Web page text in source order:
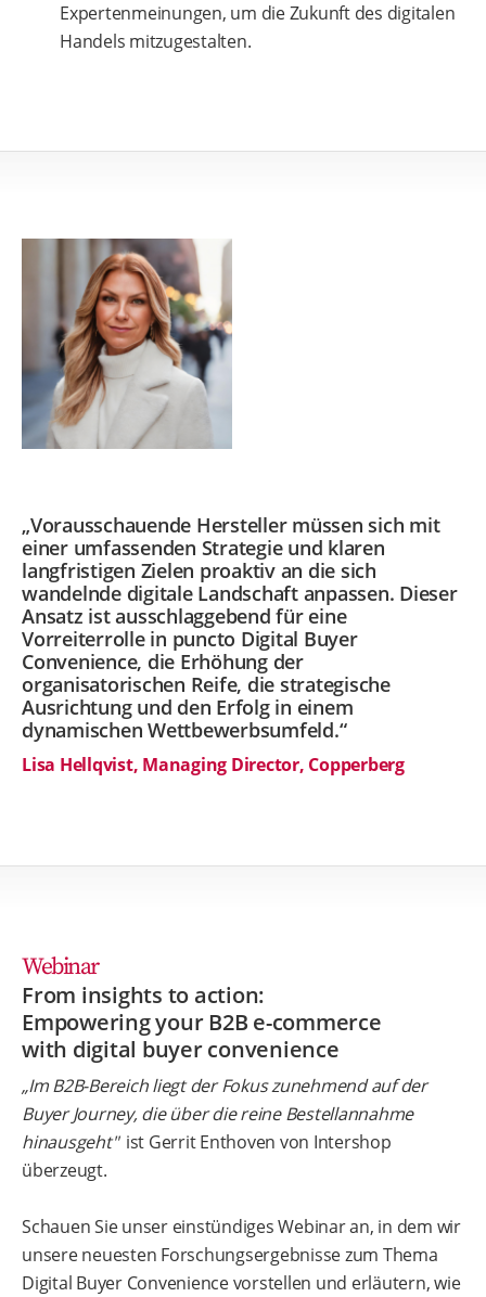
Expertenmeinungen, um die Zukunft des digitalen
Handels mitzugestalten.
„Vorausschauende Hersteller müssen sich mit
einer umfassenden Strategie und klaren
langfristigen Zielen proaktiv an die sich
wandelnde digitale Landschaft anpassen. Dieser
Ansatz ist ausschlaggebend für eine
Vorreiterrolle in puncto Digital Buyer
Convenience, die Erhöhung der
organisatorischen Reife, die strategische
Ausrichtung und den Erfolg in einem
dynamischen Wettbewerbsumfeld.“
Lisa Hellqvist, Managing Director, Copperberg
Webinar
From insights to action:
Empowering your B2B e-commerce
with digital buyer convenience
„Im B2B-Bereich liegt der Fokus zunehmend auf der
Buyer Journey, die über die reine Bestellannahme
hinausgeht" ist Gerrit Enthoven von Intershop
überzeugt.
Schauen Sie unser einstündiges Webinar an, in dem wir
unsere neuesten Forschungsergebnisse zum Thema
Digital Buyer Convenience vorstellen und erläutern, wie